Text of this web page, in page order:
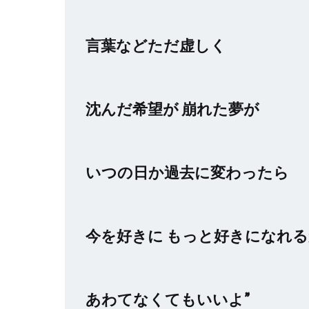
言葉などただ虚しく
沈んだ希望が 崩れた夢が
いつの日か過去に変わったら
今を好きに もっと好きになれ
あわてなくてもいいよ”